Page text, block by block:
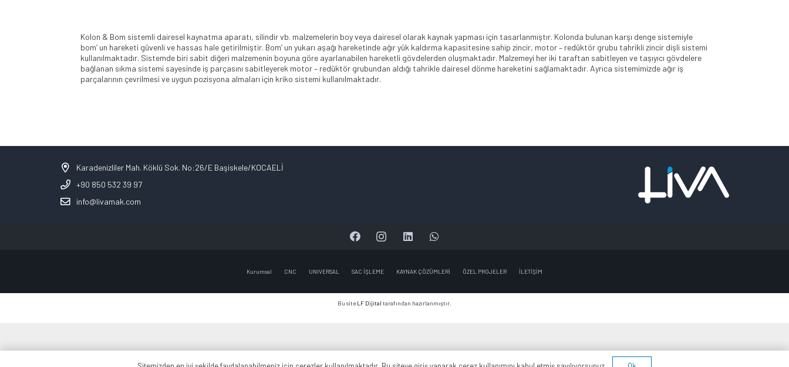
Kolon & Bom sistemli dairesel kaynatma aparatı, silindir vb. malzemelerin boy veya dairesel olarak kaynak yapması için tasarlanmıştır. Kolonda bulunan karşı denge sistemiyle
bom’ un hareketi güvenli ve hassas hale getirilmiştir. Bom’ un yukarı aşağı hareketinde ağır yük kaldırma kapasitesine sahip zincir, motor – redüktör grubu tahrikli zincir dişli sistemi
kullanılmaktadır. Sistemde biri sabit diğeri malzemenin boyuna göre ayarlanabilen hareketli gövdelerden oluşmaktadır. Malzemeyi her iki taraftan sabitleyen ve taşıyıcı gövdelere
bağlanan sıkma sistemi sayesinde iş parçasını sabitleyerek motor – redüktör grubundan aldığı tahrikle dairesel dönme hareketini sağlamaktadır. Ayrıca sistemimizde ağır iş
parçalarının çevrilmesi ve uygun pozisyona almaları için kriko sistemi kullanılmaktadır.
Karadenizliler Mah. Köklü Sok. No:26/E Başiskele/KOCAELİ
+90 850 532 39 97
info@livamak.com
Kurumsal CNC UNIVERSAL SAC İŞLEME KAYNAK ÇÖZÜMLERİ ÖZEL PROJELER İLETİŞİM
Bu site LF Dijital tarafından hazırlanmıştır.